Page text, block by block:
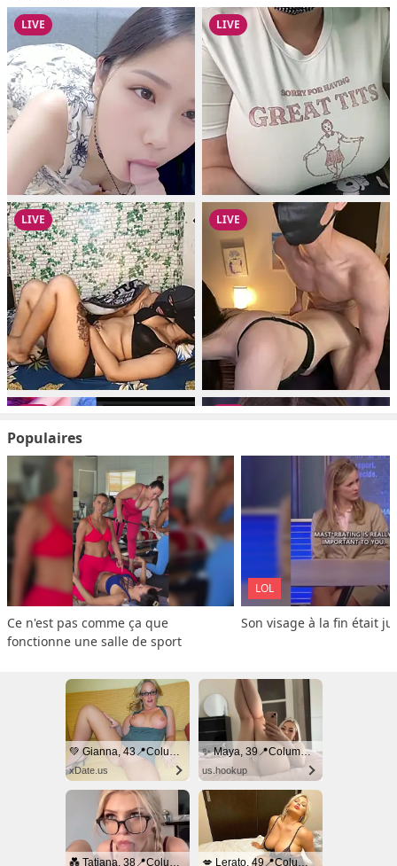
Populaires
Ce n'est pas comme ça que
fonctionne une salle de sport
LOL
Son visage à la fin était